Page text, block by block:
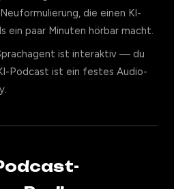
die einen KI-
ein paar Minuten hörbar macht.
ist interaktiv — du
Podcast ist ein festes Audio-